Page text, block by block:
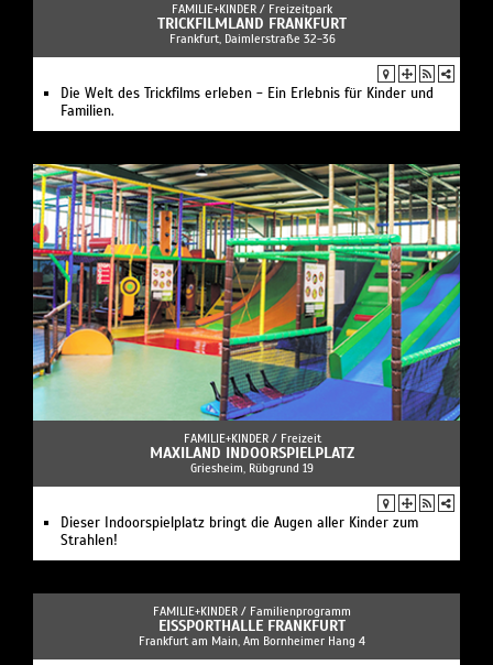
FAMILIE+KINDER / Freizeitpark
TRICKFILMLAND FRANKFURT
Frankfurt, Daimlerstraße 32-36
Die Welt des Trickfilms erleben - Ein Erlebnis für Kinder und
Familien.
FAMILIE+KINDER / Freizeit
MAXILAND INDOORSPIELPLATZ
Griesheim, Rübgrund 19
Dieser Indoorspielplatz bringt die Augen aller Kinder zum
Strahlen!
FAMILIE+KINDER / Familienprogramm
EISSPORTHALLE FRANKFURT
Frankfurt am Main, Am Bornheimer Hang 4